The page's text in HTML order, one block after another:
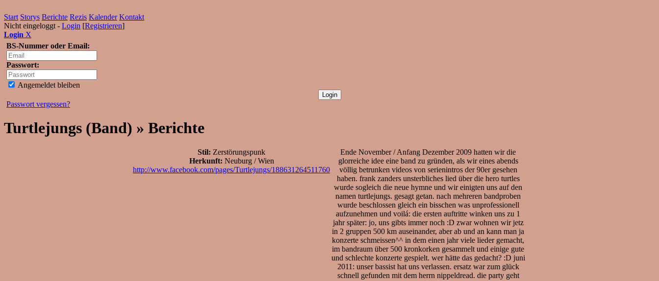
Start Storys Berichte Rezis Kalender Kontakt
Nicht eingeloggt - Login [Registrieren]
Login X
BS-Nummer oder Email:
Passwort:
Angemeldet bleiben
Passwort vergessen?
Turtlejungs (Band) » Berichte
Stil: Zerstörungspunk
Herkunft: Neuburg / Wien
http://www.facebook.com/pages/Turtlejungs/188631264511760
Ende November / Anfang Dezember 2009 hatten wir die
glorreiche idee eine band zu gründen, als wir eines abends
völlig betrunken videos von serienintros der 90er gesehen
haben. frank zanders unsterbliches lied über die hero turtles
wurde sogleich die neue hymne und wir einigten uns auf den
namen turtlejungs. gesagt getan. nach mehreren bandproben
wurde beschlossen gleich ein bisschen was unprofessionell
aufzunehmen und voilá: die ersten auftritte winken uns zu 1
jahr später: jo, uns gibts immer noch :D zwar wohnen wir jetz
in 2 gruppen 500 km auseinander, aber ab und an kann man ja
konzerte schmeissen^^ in dem einen jahr viele lieder gemacht,
im bandraum über 500 kronkorken gesammelt und einige gute
und schlechte konzerte gespielt. wer hätte das gedacht? :D juni
2011: unser bassist hat uns verlassen. ersatz war zum glück
schnell gefunden mit dem herrn nippeldread. die party geht